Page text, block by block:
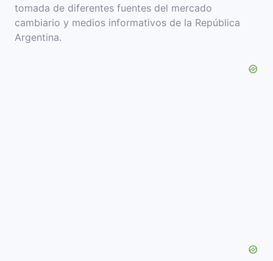
tomada de diferentes fuentes del mercado
cambiario y medios informativos de la República
Argentina.